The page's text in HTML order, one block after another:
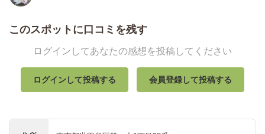
このスポットに口コミを残す
ログインしてあなたの感想を投稿してください
ログインして投稿する 会員登録して投稿する